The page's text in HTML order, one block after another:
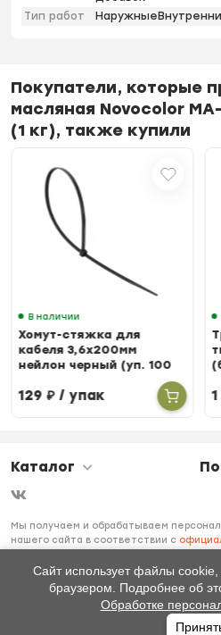
Тип работ
Покупатели, которые
масляная Novocolor
(1 кг), также купили
В наличии
Хомут-стяжка для
кабеля 3,6х200мм
нейлон черный (уп. 100
129₽/ упак
Каталог
Мы получаем и обрабатываем
нашего сайта в соответствии с
необходимо покинуть наш сайт.
Сайт использует файлы
браузером. Подробнее об
Обработке